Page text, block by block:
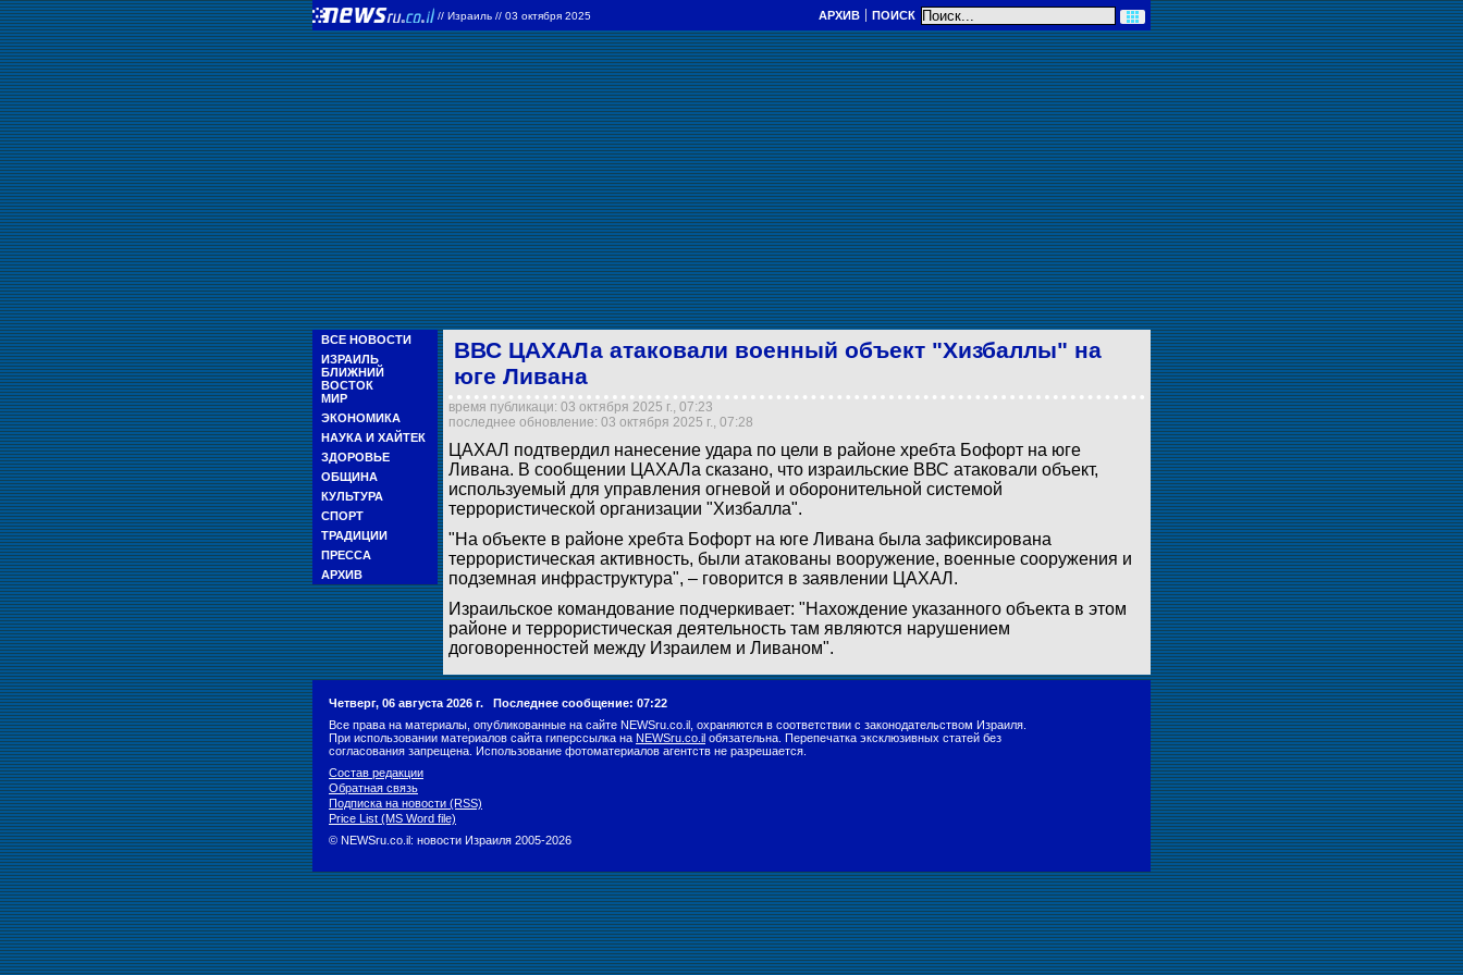
// Израиль // 03 октября 2025 АРХИВ ПОИСК
ВСЕ НОВОСТИ
ИЗРАИЛЬ
БЛИЖНИЙ
ВОСТОК
МИР
ЭКОНОМИКА
НАУКА И ХАЙТЕК
ЗДОРОВЬЕ
ОБЩИНА
КУЛЬТУРА
СПОРТ
ТРАДИЦИИ
ПРЕССА
АРХИВ
ВВС ЦАХАЛа атаковали военный объект "Хизбаллы" на
юге Ливана
время публикаци: 03 октября 2025 г., 07:23
последнее обновление: 03 октября 2025 г., 07:28
ЦАХАЛ подтвердил нанесение удара по цели в районе хребта Бофорт на юге
Ливана. В сообщении ЦАХАЛа сказано, что израильские ВВС атаковали объект,
используемый для управления огневой и оборонительной системой
террористической организации "Хизбалла".
"На объекте в районе хребта Бофорт на юге Ливана была зафиксирована
террористическая активность, были атакованы вооружение, военные сооружения и
подземная инфраструктура", – говорится в заявлении ЦАХАЛ.
Израильское командование подчеркивает: "Нахождение указанного объекта в этом
районе и террористическая деятельность там являются нарушением
договоренностей между Израилем и Ливаном".
Четверг, 06 августа 2026 г. Последнее сообщение: 07:22
Все права на материалы, опубликованные на сайте NEWSru.co.il, охраняются в соответствии с законодательством Израиля.
При использовании материалов сайта гиперссылка на NEWSru.co.il обязательна. Перепечатка эксклюзивных статей без
согласования запрещена. Использование фотоматериалов агентств не разрешается.
Состав редакции
Обратная связь
Подписка на новости (RSS)
Price List (MS Word file)
© NEWSru.co.il: новости Израиля 2005-2026